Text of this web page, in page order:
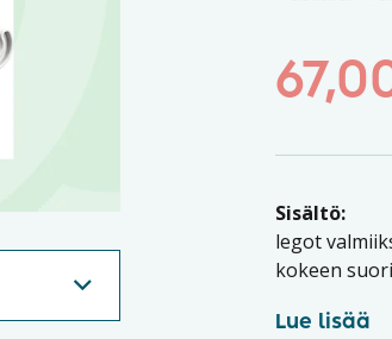
Sisältö:
legot
kokeen
Lue lisää